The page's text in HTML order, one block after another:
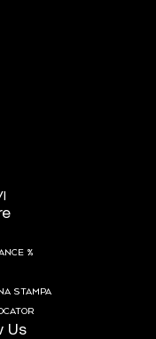
%
STAMPA
Us